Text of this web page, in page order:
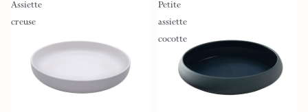
Assiette
creuse
Petite
assiette
cocotte